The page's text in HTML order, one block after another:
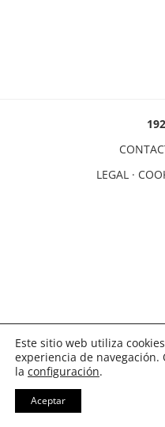
LEGAL·
Este sitio web utiliza
experiencia de
la configuración.
Aceptar